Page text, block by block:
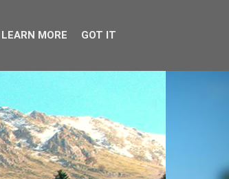
LEARN MORE GOT IT